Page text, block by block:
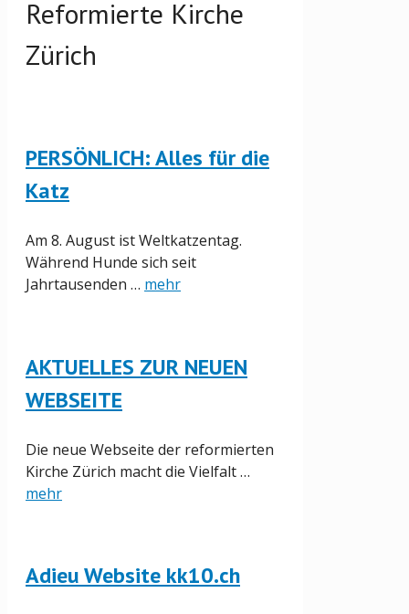
Reformierte Kirche
Zürich
PERSÖNLICH: Alles für die
Katz
Am 8. August ist Weltkatzentag.
Während Hunde sich seit
Jahrtausenden … mehr
AKTUELLES ZUR NEUEN
WEBSEITE
Die neue Webseite der reformierten
Kirche Zürich macht die Vielfalt …
mehr
Adieu Website kk10.ch